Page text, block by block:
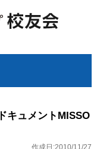
キュメントMISSO
作成日:2010/11/27